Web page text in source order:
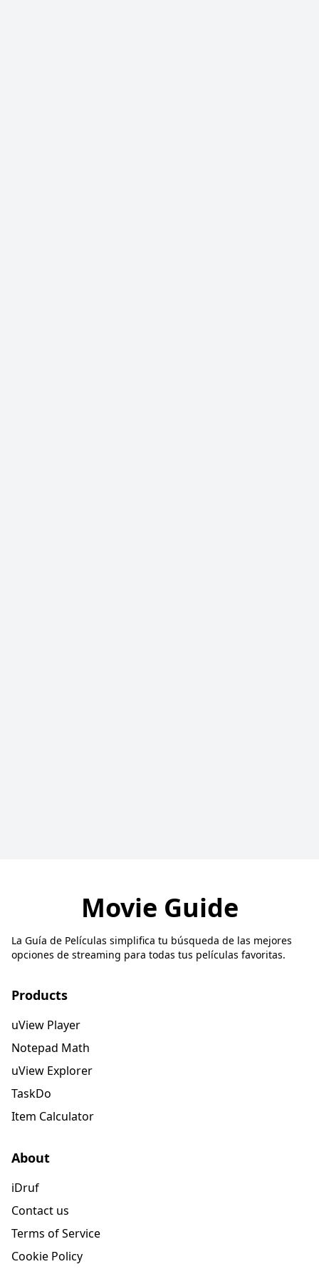
Movie Guide
La Guía de Películas simplifica tu búsqueda de las mejores
opciones de streaming para todas tus películas favoritas.
Products
uView Player
Notepad Math
uView Explorer
TaskDo
Item Calculator
About
iDruf
Contact us
Terms of Service
Cookie Policy